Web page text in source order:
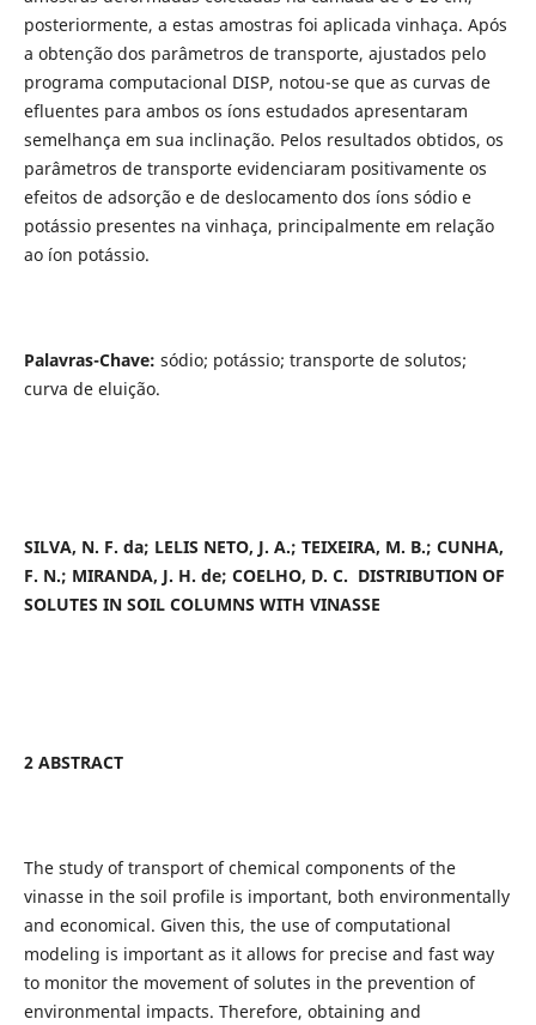
posteriormente, a estas amostras foi aplicada vinhaça. Após
a obtenção dos parâmetros de transporte, ajustados pelo
programa computacional DISP, notou-se que as curvas de
efluentes para ambos os íons estudados apresentaram
semelhança em sua inclinação. Pelos resultados obtidos, os
parâmetros de transporte evidenciaram positivamente os
efeitos de adsorção e de deslocamento dos íons sódio e
potássio presentes na vinhaça, principalmente em relação
ao íon potássio.
Palavras-Chave: sódio; potássio; transporte de solutos;
curva de eluição.
SILVA, N. F. da; LELIS NETO, J. A.; TEIXEIRA, M. B.; CUNHA,
F. N.; MIRANDA, J. H. de; COELHO, D. C. DISTRIBUTION OF
SOLUTES IN SOIL COLUMNS WITH VINASSE
2 ABSTRACT
The study of transport of chemical components of the
vinasse in the soil profile is important, both environmentally
and economical. Given this, the use of computational
modeling is important as it allows for precise and fast way
to monitor the movement of solutes in the prevention of
environmental impacts. Therefore, obtaining and